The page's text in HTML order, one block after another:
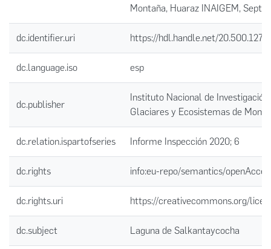
Montaña, Huaraz INAIGEM,
dc.identifier.uri https://hdl.handle.net/
dc.language.iso esp
dc.publisher
Instituto Nacional de Investigación
Glaciares y Ecosistemas de
dc.relation.ispartofseries Informe Inspección 2020; 6
dc.rights info:eu-repo/semantics/
dc.rights.uri https://creativecommons.org/
dc.subject Laguna de Salkantaycocha